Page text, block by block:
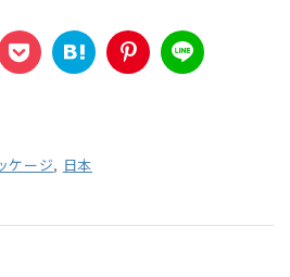
ケージ, 日本